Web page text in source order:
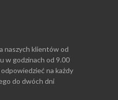
naszych klientów od
w godzinach od 9.00
na każdy
do dwóch dni